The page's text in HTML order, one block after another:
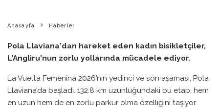
Anasayfa Haberler
Pola Llaviana'dan hareket eden kadın bisikletçiler,
L'Angliru'nun zorlu yollarında mücadele ediyor.
La Vuelta Femenina 2026’nın yedinci ve son aşaması, Pola
Llaviana’da başladı. 132.8 km uzunluğundaki bu etap, hem
en uzun hem de en zorlu parkur olma özelliğini taşıyor.